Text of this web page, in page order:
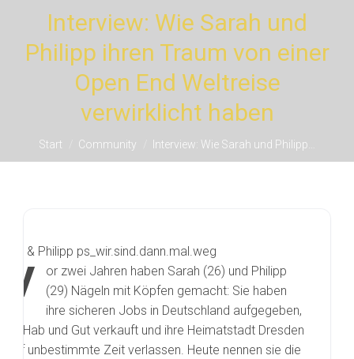
Interview: Wie Sarah und
Philipp ihren Traum von einer
Open End Weltreise
verwirklicht haben
Sie befinden sich hier:
Start Community Interview: Wie Sarah und Philipp…
V
or zwei Jahren haben Sarah (26) und Philipp
(29) Nägeln mit Köpfen gemacht: Sie haben
ihre sicheren Jobs in Deutschland aufgegeben,
ihr Hab und Gut verkauft und ihre Heimatstadt Dresden
auf unbestimmte Zeit verlassen. Heute nennen sie die